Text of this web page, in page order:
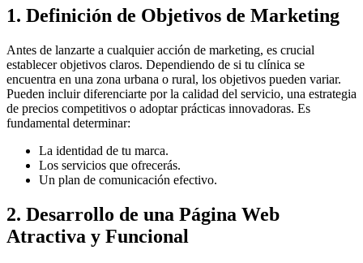
1. Definición de Objetivos de Marketing
Antes de lanzarte a cualquier acción de marketing, es crucial
establecer objetivos claros. Dependiendo de si tu clínica se
encuentra en una zona urbana o rural, los objetivos pueden variar.
Pueden incluir diferenciarte por la calidad del servicio, una estrategia
de precios competitivos o adoptar prácticas innovadoras. Es
fundamental determinar:
La identidad de tu marca.
Los servicios que ofrecerás.
Un plan de comunicación efectivo.
2. Desarrollo de una Página Web
Atractiva y Funcional